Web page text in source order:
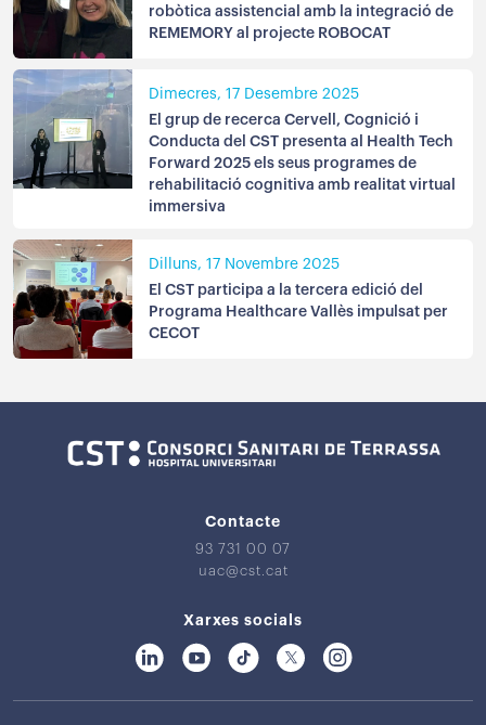
robòtica assistencial amb la integració de
REMEMORY al projecte ROBOCAT
Dimecres, 17 Desembre 2025
El grup de recerca Cervell, Cognició i
Conducta del CST presenta al Health Tech
Forward 2025 els seus programes de
rehabilitació cognitiva amb realitat virtual
immersiva
Dilluns, 17 Novembre 2025
El CST participa a la tercera edició del
Programa Healthcare Vallès impulsat per
CECOT
Contacte
93 731 00 07
uac@cst.cat
Xarxes socials